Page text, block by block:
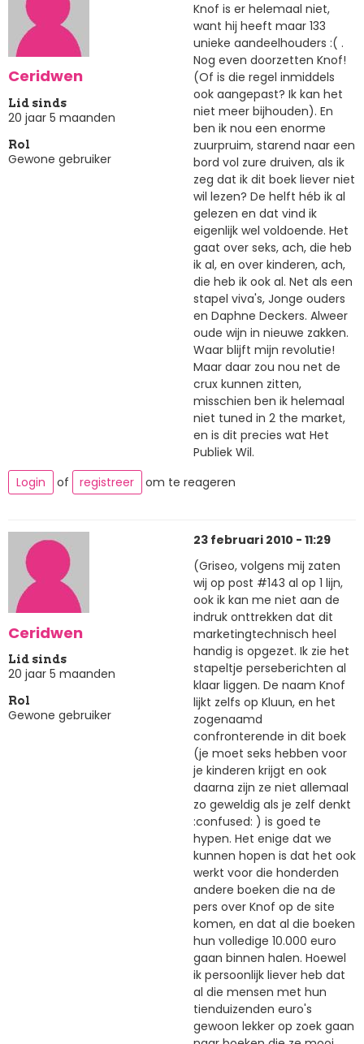
Ceridwen
Lid sinds
20 jaar 5 maanden
Rol
Gewone gebruiker
Knof is er helemaal niet,
want hij heeft maar 133
unieke aandeelhouders :( .
Nog even doorzetten Knof!
(Of is die regel inmiddels
ook aangepast? Ik kan het
niet meer bijhouden). En
ben ik nou een enorme
zuurpruim, starend naar een
bord vol zure druiven, als ik
zeg dat ik dit boek liever niet
wil lezen? De helft héb ik al
gelezen en dat vind ik
eigenlijk wel voldoende. Het
gaat over seks, ach, die heb
ik al, en over kinderen, ach,
die heb ik ook al. Net als een
stapel viva's, Jonge ouders
en Daphne Deckers. Alweer
oude wijn in nieuwe zakken.
Waar blijft mijn revolutie!
Maar daar zou nou net de
crux kunnen zitten,
misschien ben ik helemaal
niet tuned in 2 the market,
en is dit precies wat Het
Publiek Wil.
Login
of registreer om te reageren
Ceridwen
Lid sinds
20 jaar 5 maanden
Rol
Gewone gebruiker
23 februari 2010 - 11:29
(Griseo, volgens mij zaten
wij op post #143 al op 1 lijn,
ook ik kan me niet aan de
indruk onttrekken dat dit
marketingtechnisch heel
handig is opgezet. Ik zie het
stapeltje perseberichten al
klaar liggen. De naam Knof
lijkt zelfs op Kluun, en het
zogenaamd
confronterende in dit boek
(je moet seks hebben voor
je kinderen krijgt en ook
daarna zijn ze niet allemaal
zo geweldig als je zelf denkt
:confused: ) is goed te
hypen. Het enige dat we
kunnen hopen is dat het ook
werkt voor die honderden
andere boeken die na de
pers over Knof op de site
komen, en dat al die boeken
hun volledige 10.000 euro
gaan binnen halen. Hoewel
ik persoonlijk liever heb dat
al die mensen met hun
tienduizenden euro's
gewoon lekker op zoek gaan